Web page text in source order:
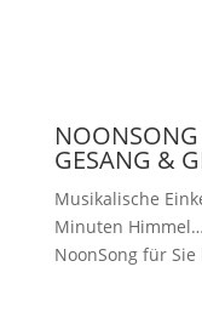
NOONSONG
GESANG &
Musikalische
Minuten
NoonSong für